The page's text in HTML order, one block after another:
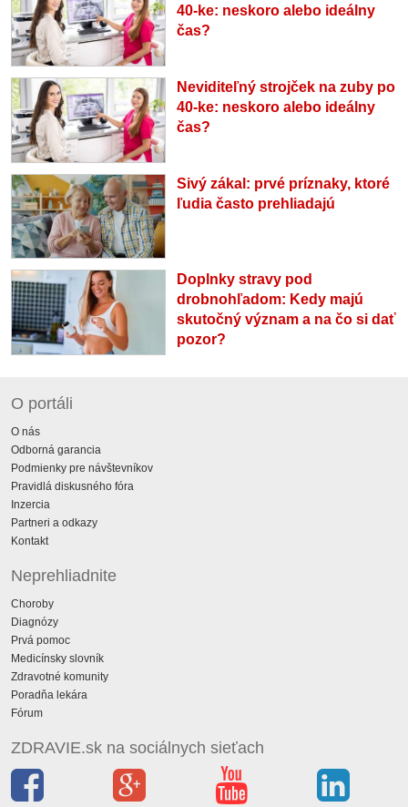
40-ke: neskoro alebo ideálny
čas?
Neviditeľný strojček na zuby po
40-ke: neskoro alebo ideálny
čas?
Sivý zákal: prvé príznaky, ktoré
ľudia často prehliadajú
Doplnky stravy pod
drobnohľadom: Kedy majú
skutočný význam a na čo si dať
pozor?
O portáli
O nás
Odborná garancia
Podmienky pre návštevníkov
Pravidlá diskusného fóra
Inzercia
Partneri a odkazy
Kontakt
Neprehliadnite
Choroby
Diagnózy
Prvá pomoc
Medicínsky slovník
Zdravotné komunity
Poradňa lekára
Fórum
ZDRAVIE.sk na sociálnych sieťach